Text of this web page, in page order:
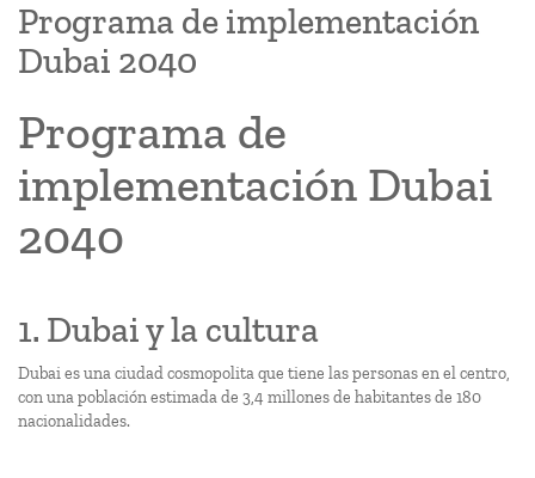
Programa de implementación
Dubai 2040
Programa de
implementación Dubai
2040
1. Dubai y la cultura
Dubai es una ciudad cosmopolita que tiene las personas en el centro,
con una población estimada de 3,4 millones de habitantes de 180
nacionalidades.